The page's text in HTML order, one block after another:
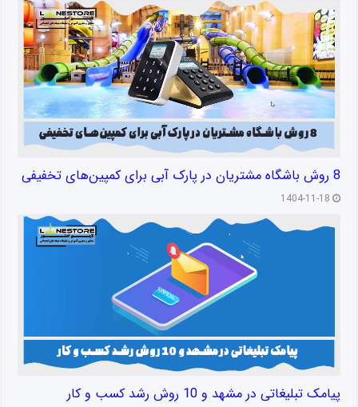
8 روش باشگاه مشتریان در پارک آبی برای کمپین‌های تخفیفی
1404-11-18
پیامک تبلیغاتی در مشهد و 10 روش رشد کسب و کار